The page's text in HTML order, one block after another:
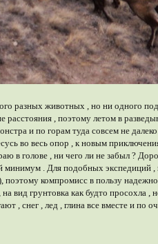
разных животных , но ни одного
, поэтому летом в
и по горам туда совсем не
во весь опор , к новым
в голове , ни чего ли не забыл ?
. Для подобных экспедиций ,
компромисс в пользу
вид грунтовка как будто просохла
, снег , лед , глина все вместе и по